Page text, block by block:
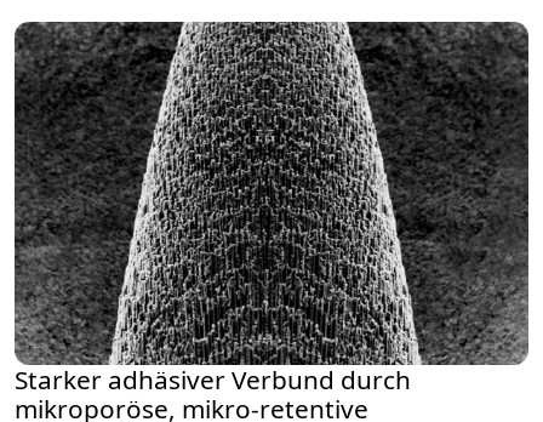
Starker adhäsiver Verbund durch
mikroporöse, mikro-retentive